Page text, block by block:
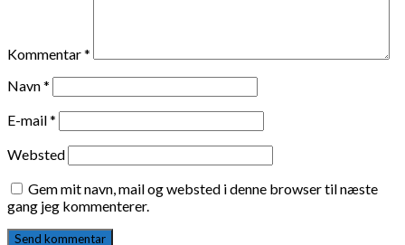
Kommentar*
Navn*
E-mail*
Websted
Gem mit navn, mail og websted i denne browser til næste
gang jeg kommenterer.